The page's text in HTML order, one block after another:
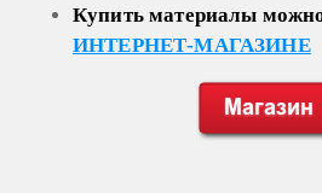
Купить материалы
ИНТЕРНЕТ-МАГАЗИНЕ